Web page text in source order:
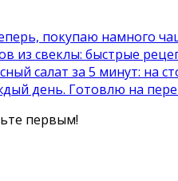
покупаю намного
из свеклы: быстрые
салат за 5 минут: на
день. Готовлю на
первым!